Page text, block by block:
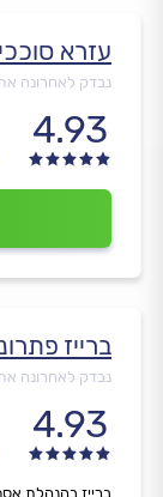
עזרא
נבדק לאחרונה
4.93
ברייז
נבדק לאחרונה
4.93
ברייז בהנהלת